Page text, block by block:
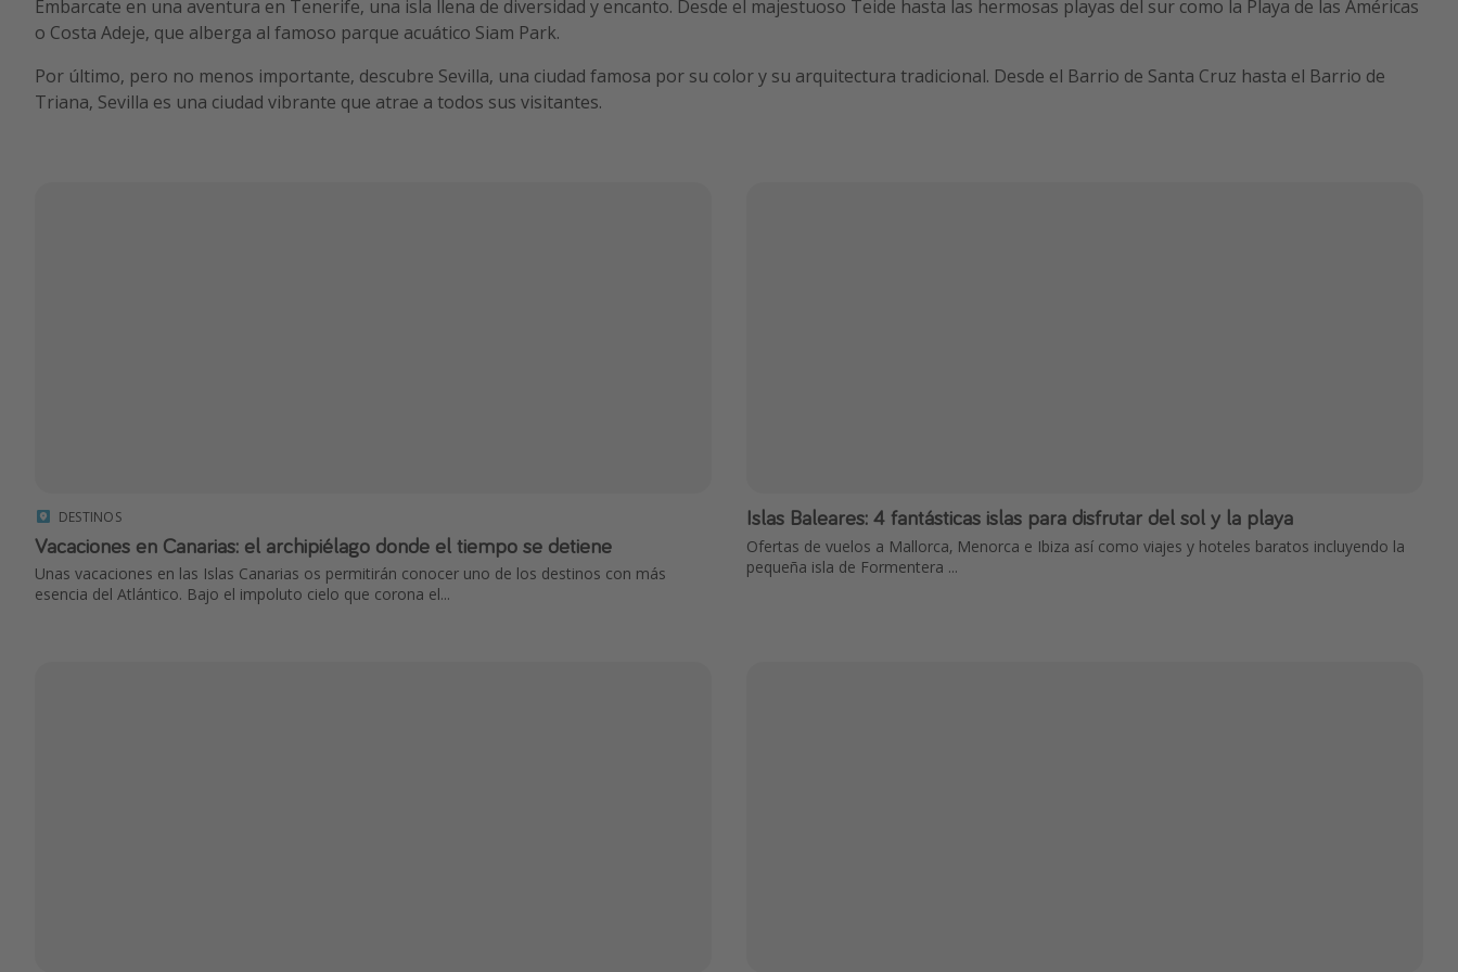
Embarcate en una aventura en Tenerife, una isla llena de diversidad y encanto. Desde el majestuoso Teide hasta las hermosas playas del sur como la Playa de las Américas
o Costa Adeje, que alberga al famoso parque acuático Siam Park.
Por último, pero no menos importante, descubre Sevilla, una ciudad famosa por su color y su arquitectura tradicional. Desde el Barrio de Santa Cruz hasta el Barrio de
Triana, Sevilla es una ciudad vibrante que atrae a todos sus visitantes.
DESTINOS
Vacaciones en Canarias: el archipiélago donde el tiempo se detiene
Unas vacaciones en las Islas Canarias os permitirán conocer uno de los destinos con más
esencia del Atlántico. Bajo el impoluto cielo que corona el...
Islas Baleares: 4 fantásticas islas para disfrutar del sol y la playa
Ofertas de vuelos a Mallorca, Menorca e Ibiza así como viajes y hoteles baratos incluyendo la
pequeña isla de Formentera ...